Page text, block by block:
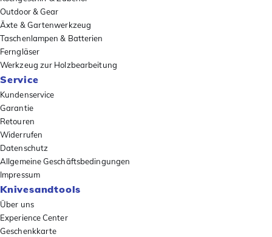
Outdoor & Gear
Äxte & Gartenwerkzeug
Taschenlampen & Batterien
Ferngläser
Werkzeug zur Holzbearbeitung
Service
Kundenservice
Garantie
Retouren
Widerrufen
Datenschutz
Allgemeine Geschäftsbedingungen
Impressum
Knivesandtools
Über uns
Experience Center
Geschenkkarte